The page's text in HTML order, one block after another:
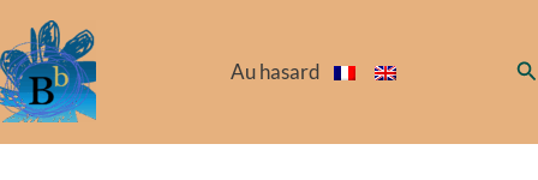
au
contenu
Au hasard